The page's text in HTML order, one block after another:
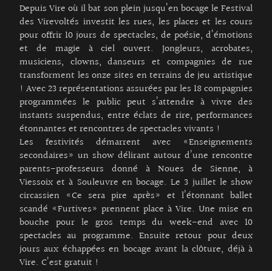
Depuis Vire où il bat son plein jusqu’en bocage le Festival
des Virevoltés investit les rues, les places et les cours
pour offrir 10 jours de spectacles, de poésie, d’émotions
et de magie à ciel ouvert. Jongleurs, acrobates,
musiciens, clowns, danseurs et compagnies de rue
transforment les onze sites en terrains de jeu artistique
! Avec 23 représentations assurées par les 18 compagnies
programmées le public peut s’attendre à vivre des
instants suspendus, entre éclats de rire, performances
étonnantes et rencontres de spectacles vivants !
Les festivités démarrent avec «Enseignements
secondaires» un show délirant autour d’une rencontre
parents-professeurs donné à Noues de Sienne, à
Viessoix et à Souleuvre en bocage. Le 3 juillet le show
circassien «Ce sera pire après» et l’étonnant ballet
scandé «Furtives» prennent place à Vire. Une mise en
bouche pour le gros temps du week-end avec 10
spectacles au programme. Ensuite retour pour deux
jours aux échappées en bocage avant la clôture, déjà à
Vire. C’est gratuit !